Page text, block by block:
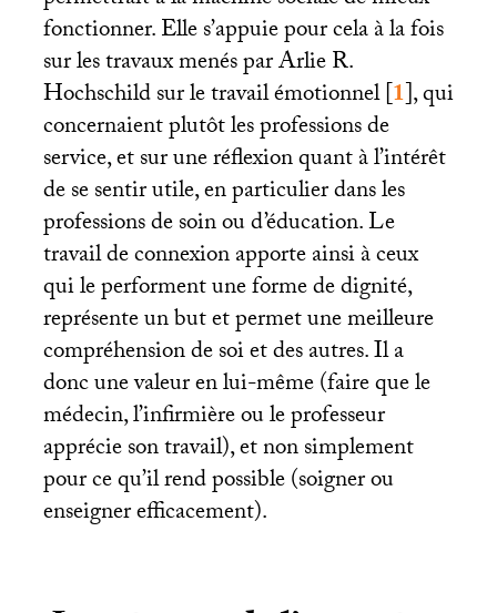
fonctionner. Elle s’appuie pour cela à la fois
sur les travaux menés par Arlie R.
Hochschild sur le travail émotionnel[1], qui
concernaient plutôt les professions de
service, et sur une réflexion quant à l’intérêt
de se sentir utile, en particulier dans les
professions de soin ou d’éducation. Le
travail de connexion apporte ainsi à ceux
qui le performent une forme de dignité,
représente un but et permet une meilleure
compréhension de soi et des autres. Il a
donc une valeur en lui-même (faire que le
médecin, l’infirmière ou le professeur
apprécie son travail), et non simplement
pour ce qu’il rend possible (soigner ou
enseigner efficacement).